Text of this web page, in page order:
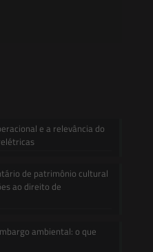
e a relevância do
de patrimônio cultural
ao direito de
ambiental: o que